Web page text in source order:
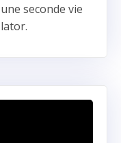
seconde vie